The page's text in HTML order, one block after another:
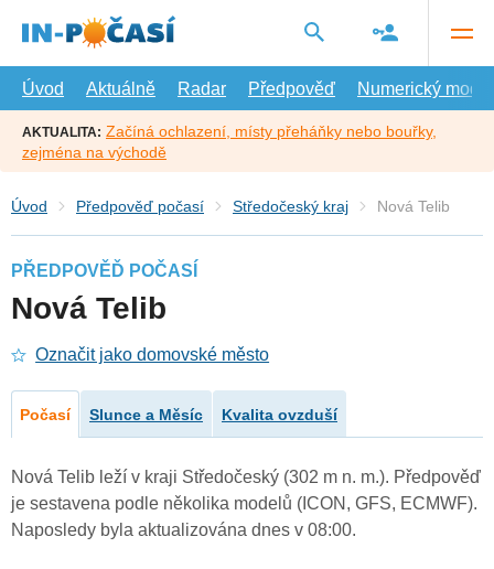
hlavní
Úvod
Aktuálně Radar Předpověď Numerický model
AKTUALITA: Začíná ochlazení, místy přeháňky nebo bouřky,
zejména na východě
Úvod Předpověď počasí Středočeský kraj Nová Telib
PŘEDPOVĚĎ POČASÍ
Nová Telib
Označit jako domovské město
Počasí Slunce a Měsíc Kvalita ovzduší
Nová Telib leží v kraji Středočeský (302 m n. m.). Předpověď
je sestavena podle několika modelů (ICON, GFS, ECMWF).
Naposledy byla aktualizována dnes v 08:00.